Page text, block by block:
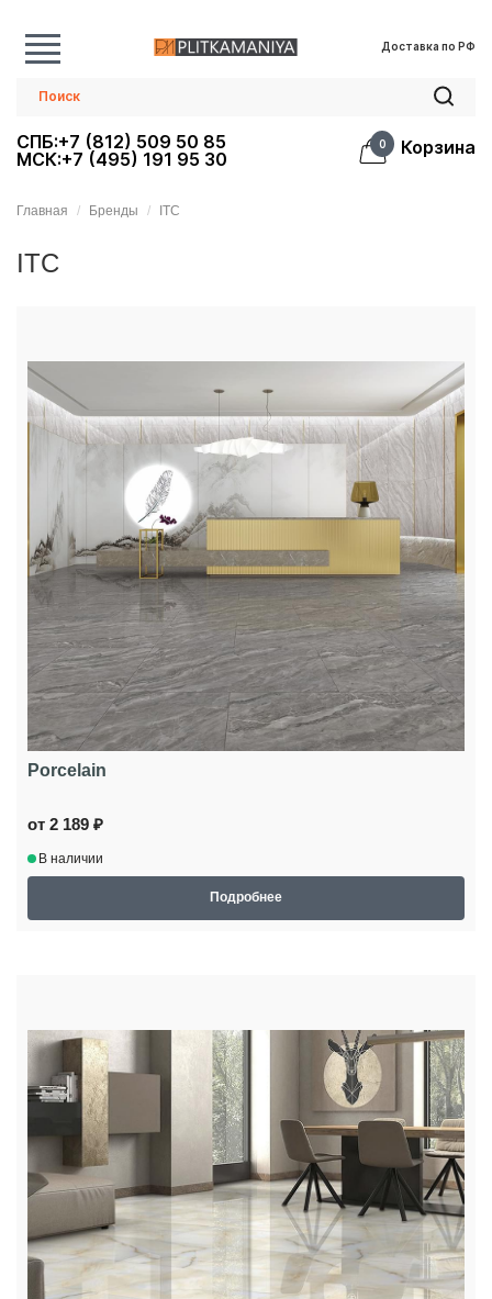
Доставка по РФ
СПБ:+7 (812) 509 50 85
МСК:+7 (495) 191 95 30
0 Корзина
Главная Бренды ITC
ITC
Porcelain
от 2 189 ₽
В наличии
Подробнее